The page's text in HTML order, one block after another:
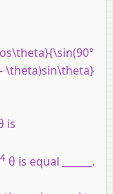
\theta)sin\theta}
is
4 θ is equal ______.